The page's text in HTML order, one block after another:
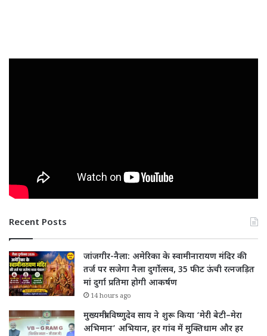
Recent Posts
जांजगीर-नैला: अमेरिका के स्वामीनारायण मंदिर की
तर्ज पर सजेगा नैला दुर्गोत्सव, 35 फीट ऊंची रत्नजड़ित
मां दुर्गा प्रतिमा होगी आकर्षण
14 hours ago
मुख्यमंत्री विष्णुदेव साय ने शुरू किया ‘मेरी बेटी–मेरा
अभिमान’ अभियान, हर गांव में मुक्तिधाम और हर